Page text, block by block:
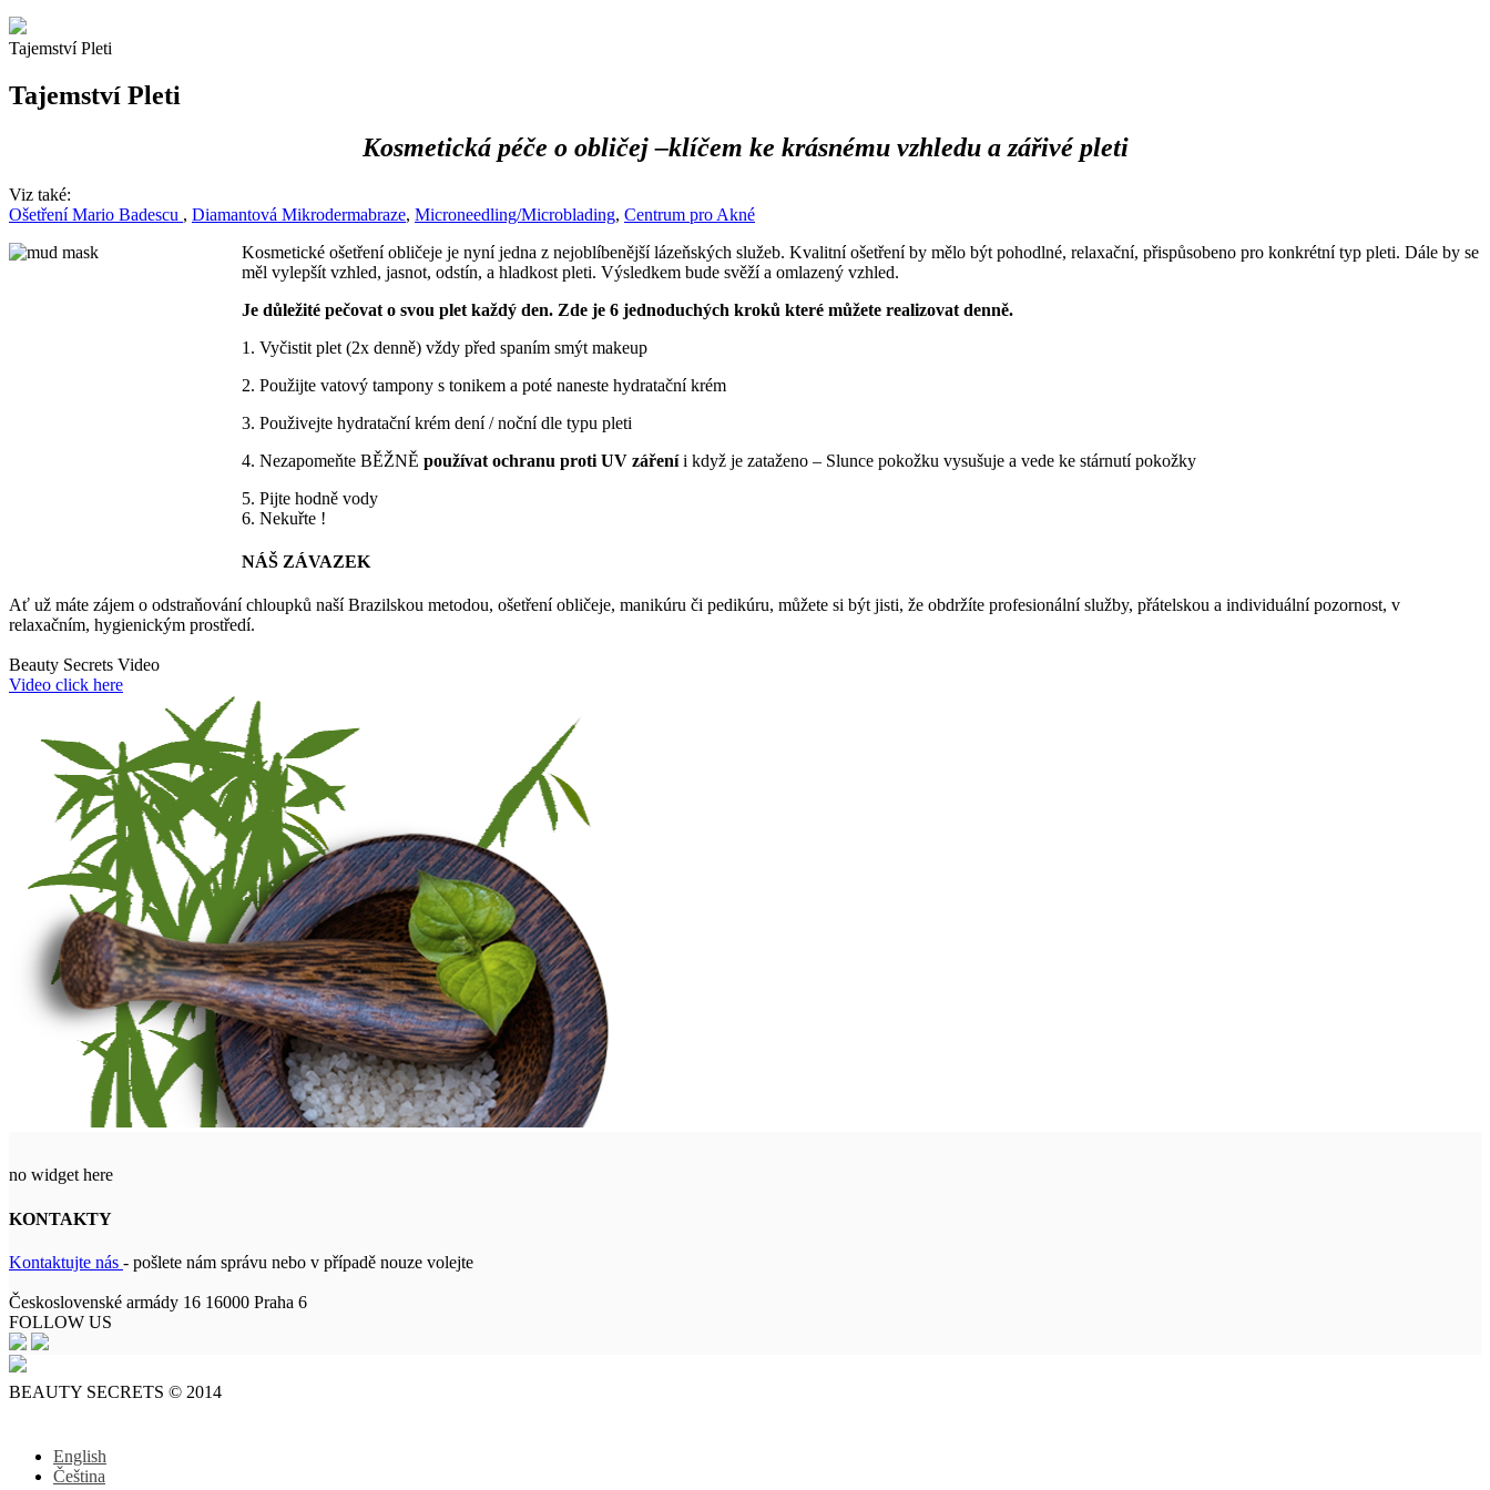
Tajemství Pleti
Tajemství Pleti
Kosmetická péče o obličej –klíčem ke krásnému vzhledu a zářivé pleti
Viz také:
Ošetření Mario Badescu , Diamantová Mikrodermabraze, Microneedling/Microblading, Centrum pro Akné
Kosmetické ošetření obličeje je nyní jedna z nejoblíbenější lázeňských služeb. Kvalitní ošetření by mělo být pohodlné, relaxační, přispůsobeno pro konkrétní typ pleti. Dále by se
měl vylepšít vzhled, jasnot, odstín, a hladkost pleti. Výsledkem bude svěží a omlazený vzhled.
Je důležité pečovat o svou plet každý den. Zde je 6 jednoduchých kroků které můžete realizovat denně.
1. Vyčistit plet (2x denně) vždy před spaním smýt makeup
2. Použijte vatový tampony s tonikem a poté naneste hydratační krém
3. Použivejte hydratační krém dení / noční dle typu pleti
4. Nezapomeňte BĚŽNĚ používat ochranu proti UV zářeníi když je zataženo – Slunce pokožku vysušuje a vede ke stárnutí pokožky
5. Pijte hodně vody
6. Nekuřte !
NÁŠ ZÁVAZEK
Ať už máte zájem o odstraňování chloupků naší Brazilskou metodou, ošetření obličeje, manikúru či pedikúru, můžete si být jisti, že obdržíte profesionální služby, přátelskou a individuální pozornost, v
relaxačním, hygienickým prostředí.
Beauty Secrets Video
Video click here
no widget here
KONTAKTY
Kontaktujte nás - pošlete nám správu nebo v případě nouze volejte
Československé armády 16 16000 Praha 6
FOLLOW US
BEAUTY SECRETS © 2014
English
Čeština